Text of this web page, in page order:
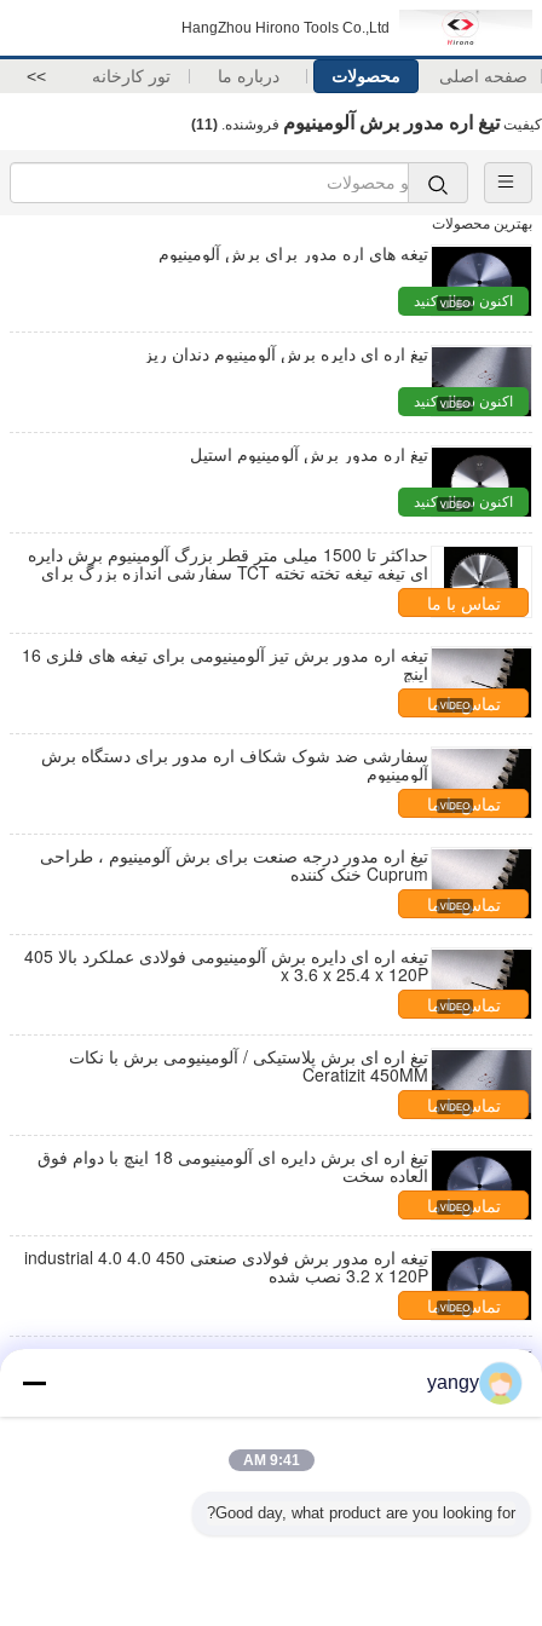
HangZhou Hirono Tools Co.,Ltd
صفحه اصلی محصولات درباره ما تور کارخانه >>
کیفیتتیغ اره مدور برش آلومینیوم فروشنده. (11)
بهترین محصولات
تیغه های اره مدور برای برش آلومینیوم
اکنون سؤال کنید
تیغ اره ای دایره برش آلومینیوم دندان ریز
اکنون سؤال کنید
تیغ اره مدور برش آلومینیوم استیل
اکنون سؤال کنید
حداکثر تا 1500 میلی متر قطر بزرگ آلومینیوم برش دایره
ای تیغه تیغه تخته تخته TCT سفارشی اندازه بزرگ برای
خروجی آلومینیوم، پروفایل، برش صفحه
تماس با ما
تیغه اره مدور برش تیز آلومینیومی برای تیغه های فلزی 16
اینچ
تماس با ما
سفارشی ضد شوک شکاف اره مدور برای دستگاه برش
آلومینیوم
تماس با ما
تیغ اره مدور درجه صنعت برای برش آلومینیوم ، طراحی
Cuprum خنک کننده
تماس با ما
تیغه اره ای دایره برش آلومینیومی فولادی عملکرد بالا 405
x 3.6 x 25.4 x 120P
تماس با ما
تیغ اره ای برش پلاستیکی / آلومینیومی برش با نکات
Ceratizit 450MM
تماس با ما
تیغ اره ای برش دایره ای آلومینیومی 18 اینچ با دوام فوق
العاده سخت
تماس با ما
تیغه اره مدور برش فولادی صنعتی 450 4.0 4.0 industrial
3.2 x 120P نصب شده
تماس با ما
Ceratizit ساکت است
تماس با ما
دایره اره های برش آلومینیوم دایره دقت بالا 3.6 میلی متر
تماس با ما
yangy
9:41 AM
Good day, what product are you looking for?